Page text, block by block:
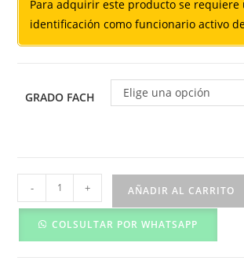
Para adquirir este producto se requiere
identificación como funcionario activo
GRADO FACH Elige una opción
Velour
Fuerza
- + AÑADIR AL CARRITO
COLSULTAR POR WHATSAPP